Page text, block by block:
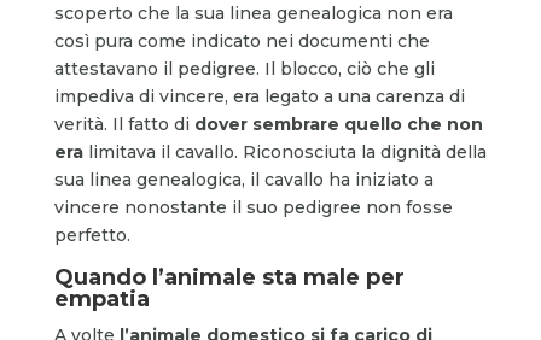
scoperto che la sua linea genealogica non era
così pura come indicato nei documenti che
attestavano il pedigree. Il blocco, ciò che gli
impediva di vincere, era legato a una carenza di
verità. Il fatto di dover sembrare quello che non
eralimitava il cavallo. Riconosciuta la dignità della
sua linea genealogica, il cavallo ha iniziato a
vincere nonostante il suo pedigree non fosse
perfetto.
Quando l’animale sta male per
empatia
A volte l’animale domestico si fa carico di